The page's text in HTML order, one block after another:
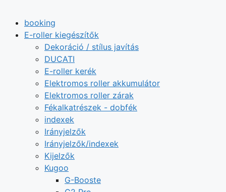
booking
E-roller kiegészítők
Dekoráció / stílus javítás
DUCATI
E-roller kerék
Elektromos roller akkumulátor
Elektromos roller zárak
Fékalkatrészek - dobfék
indexek
Irányjelzők
Irányjelzők/indexek
Kijelzők
Kugoo
G-Booste